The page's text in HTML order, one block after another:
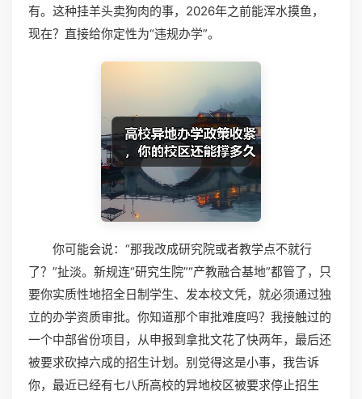
有。这种挂羊头卖狗肉的事，2026年之前能浑水摸鱼，
现在？直接给你定性为“违规办学”。
你可能会说：“那我改成研究院或者教学点不就行
了？”扯淡。新规连“研究生院”“产教融合基地”都管了，只
要你实质性地招全日制学生、发本校文凭，就必须通过独
立的办学资质审批。你知道那个审批难度吗？我接触过的
一个中部省份项目，从申报到拿批文花了快两年，最后还
被要求砍掉六成的招生计划。别觉得这是小事，我告诉
你，最近已经有七八所高校的异地校区被要求停止招生